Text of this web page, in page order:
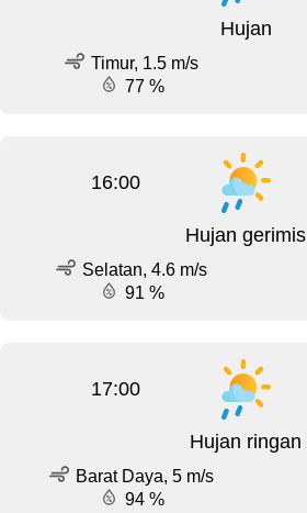
Hujan
Timur, 1.5 m/s
77 %
16:00
Hujan gerimis
Selatan, 4.6 m/s
91 %
17:00
Hujan ringan
Barat Daya, 5 m/s
94 %